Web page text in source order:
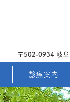
〒502-0934 岐
診療案内